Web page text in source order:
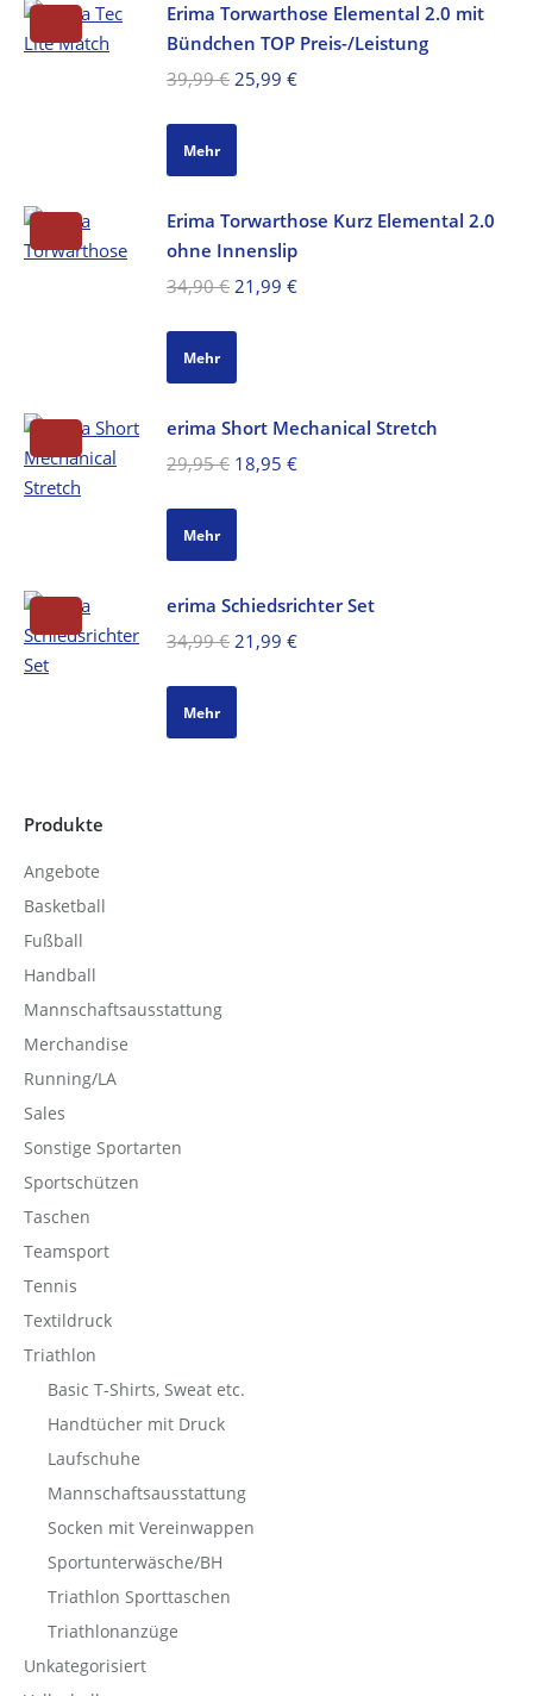
Erima Torwarthose Elemental 2.0 mit
Bündchen TOP Preis-/Leistung
39,99€ Ursprünglicher
25,99 €Aktueller
Mehr
Erima Torwarthose Kurz Elemental 2.0
ohne Innenslip
34,90€ Ursprünglicher
21,99 €Aktueller
Mehr
erima Short Mechanical Stretch
29,95€ Ursprünglicher
18,95 €Aktueller
Mehr
erima Schiedsrichter Set
34,99€ Ursprünglicher
21,99 €Aktueller
Mehr
Produkte
Angebote
Basketball
Fußball
Handball
Mannschaftsausstattung
Merchandise
Running/LA
Sales
Sonstige Sportarten
Sportschützen
Taschen
Teamsport
Tennis
Textildruck
Triathlon
Basic T-Shirts, Sweat etc.
Handtücher mit Druck
Laufschuhe
Mannschaftsausstattung
Socken mit Vereinwappen
Sportunterwäsche/BH
Triathlon Sporttaschen
Triathlonanzüge
Unkategorisiert